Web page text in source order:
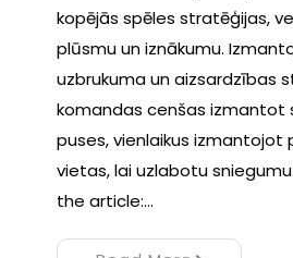
kopējās spēles stratēģijas,
plūsmu un iznākumu.
uzbrukuma un aizsardzības
komandas cenšas izmantot
puses, vienlaikus izmantojot
vietas, lai uzlabotu
the article:…